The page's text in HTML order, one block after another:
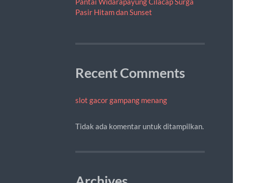
Pasir Hitam dan Sunset
Recent Comments
slot gacor gampang menang
Tidak ada komentar untuk ditampilkan.